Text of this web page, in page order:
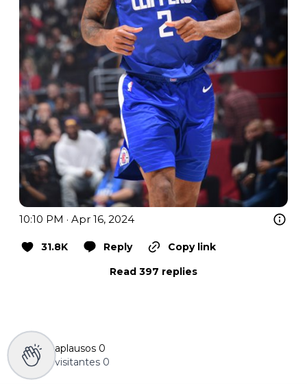
10:10 PM · Apr 16, 2024
31.8K Reply
Copy link
Read 397 replies
aplausos 0
visitantes 0